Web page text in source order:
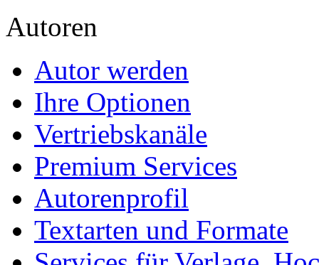
Autoren
Autor werden
Ihre Optionen
Vertriebskanäle
Premium Services
Autorenprofil
Textarten und Formate